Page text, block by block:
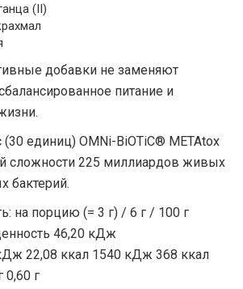
(II)
добавки не заменяют
питание и
единиц) OMNi-BiOTiC® METAtox
сложности 225 миллиардов живых
бактерий.
на порцию (= 3 г) / 6 г / 100 г
46,20 кДж
22,08 ккал 1540 кДж 368 ккал
0,60 г